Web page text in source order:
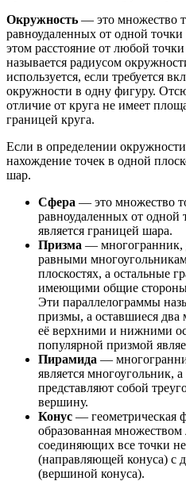
Окружность — это множество
равноудаленных от одной
этом расстояние от любой
называется радиусом
используется, если требуется
окружности в одну фигуру.
отличие от круга не имеет
границей круга.
Если в определении
нахождение точек в одной
шар.
Сфера — это множество
равноудаленных от одной
является границей шара.
Призма — многогранник,
равными
плоскостях, а остальные
имеющими общие стороны
Эти параллелограммы
призмы, а оставшиеся два
её верхними и нижними
популярной призмой
Пирамида —
является многоугольник,
представляют собой
вершину.
Конус — геометрическая
образованная
соединяющих все точки
(направляющей конуса) с
(вершиной конуса).